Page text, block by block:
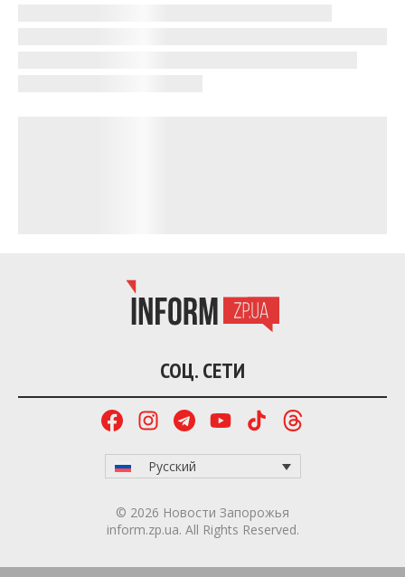
СОЦ. СЕТИ
Русский
© 2026 Новости Запорожья
inform.zp.ua. All Rights Reserved.